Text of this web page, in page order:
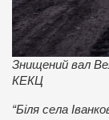
Знищений вал
КЕКЦ
“Біля села